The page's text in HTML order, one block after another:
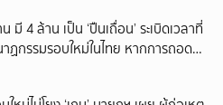
มี 4 ล้าน เป็น ‘ปืนเถื่อน’ ระเบิดเวลาที่
ฏกรรมรอบใหม่ในไทย หากการถอดบท
ป็นเพียง ‘ลมปาก’